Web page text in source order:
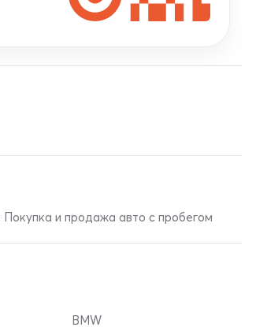
и продажа авто с пробегом
BMW